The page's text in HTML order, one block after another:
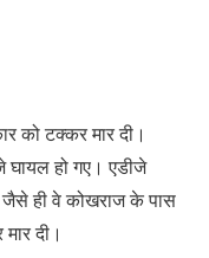
को टक्कर मार दी।
घायल हो गए। एडीजे
ही वे कोखराज के पास
दी।